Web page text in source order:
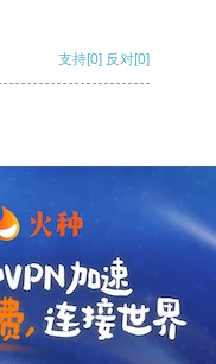
支持[0] 反对[0]
支持 [0] 反对 [0]